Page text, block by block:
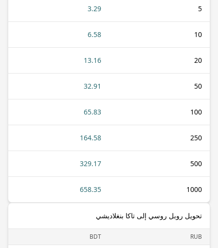
5
3.29
10
6.58
20
13.16
50
32.91
100
65.83
250
164.58
500
329.17
1000
658.35
تحويل روبل روسي إلى تاكا بنغلاديشي
RUB
BDT